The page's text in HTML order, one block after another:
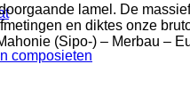
composieten
lamel. De
en diktes onze
(Sipo-) – Merbau –